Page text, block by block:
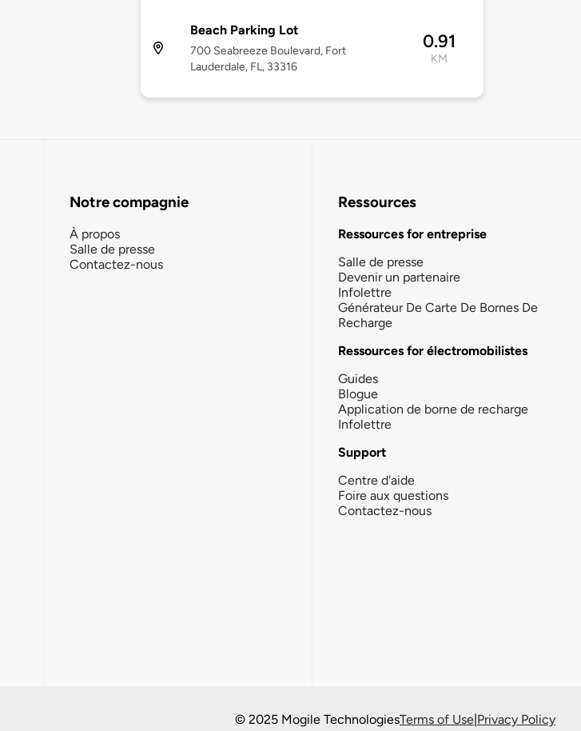
Beach Parking Lot
700 Seabreeze Boulevard, Fort
Lauderdale, FL, 33316
0.91
KM
Notre compagnie
À propos
Salle de presse
Contactez-nous
Ressources
Ressources for entreprise
Salle de presse
Devenir un partenaire
Infolettre
Générateur De Carte De Bornes De
Recharge
Ressources for électromobilistes
Guides
Blogue
Application de borne de recharge
Infolettre
Support
Centre d'aide
Foire aux questions
Contactez-nous
© 2025 Mogile TechnologiesTerms of Use|Privacy Policy